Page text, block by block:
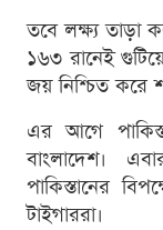
তবে লক্ষ্য তাড়া
১৬৩ রানেই
জয় নিশ্চিত করে
এর আগে
বাংলাদেশ।
পাকিস্তানের
টাইগাররা।